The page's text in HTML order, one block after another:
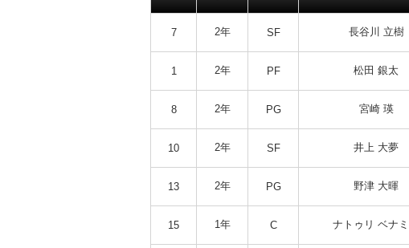
7 2年 SF 長谷川 立樹
1 2年 PF 松田 銀太
8 2年 PG 宮崎 瑛
10 2年 SF 井上 大夢
13 2年 PG 野津 大暉
15 1年 C ナトゥリ ベナ